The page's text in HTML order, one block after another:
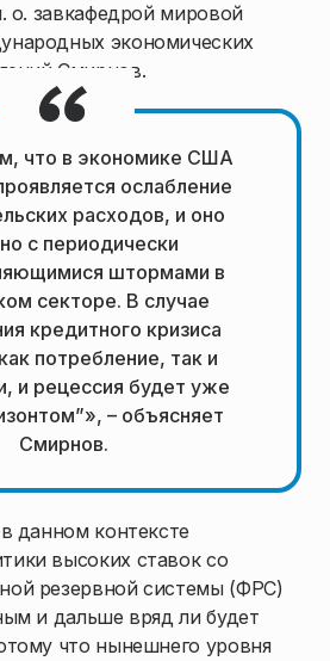
о. завкафедрой мировой
экономических
Смирнов.
что в экономике США
ослабление
расходов, и оно
с периодически
штормами в
секторе. В случае
кредитного кризиса
потребление, так и
и рецессия будет уже
– объясняет
Смирнов.
данном контексте
высоких ставок со
резервной системы (ФРС)
и дальше вряд ли будет
что нынешнего уровня